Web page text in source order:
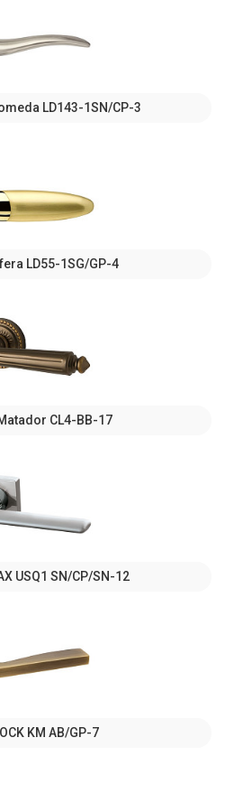
LD143-1SN/CP-3
LD55-1SG/GP-4
CL4-BB-17
USQ1 SN/CP/SN-12
KM AB/GP-7